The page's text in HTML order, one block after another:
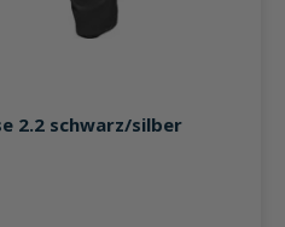
von 4.6 von 5 Sternen
2.2 schwarz/silber